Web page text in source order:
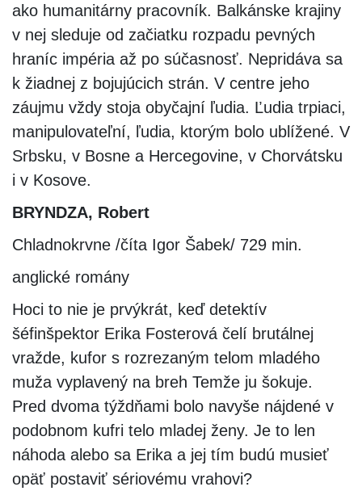
ako humanitárny pracovník. Balkánske krajiny
v nej sleduje od začiatku rozpadu pevných
hraníc impéria až po súčasnosť. Nepridáva sa
k žiadnej z bojujúcich strán. V centre jeho
záujmu vždy stoja obyčajní ľudia. Ľudia trpiaci,
manipulovateľní, ľudia, ktorým bolo ublížené. V
Srbsku, v Bosne a Hercegovine, v Chorvátsku
i v Kosove.
BRYNDZA, Robert
Chladnokrvne /číta Igor Šabek/ 729 min.
anglické romány
Hoci to nie je prvýkrát, keď detektív
šéfinšpektor Erika Fosterová čelí brutálnej
vražde, kufor s rozrezaným telom mladého
muža vyplavený na breh Temže ju šokuje.
Pred dvoma týždňami bolo navyše nájdené v
podobnom kufri telo mladej ženy. Je to len
náhoda alebo sa Erika a jej tím budú musieť
opäť postaviť sériovému vrahovi?